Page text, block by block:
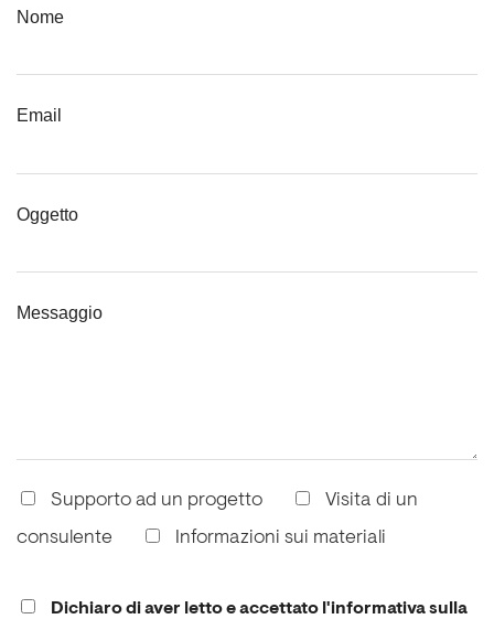
Nome
Email
Oggetto
Messaggio
Supporto ad un progetto
Visita di un
consulente
Informazioni sui materiali
Dichiaro di aver letto e accettato l'informativa sulla